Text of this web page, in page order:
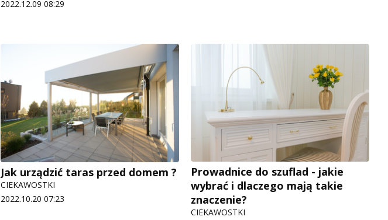
2022.12.09 08:29
Jak urządzić taras przed domem ?
CIEKAWOSTKI
2022.10.20 07:23
Prowadnice do szuflad - jakie
wybrać i dlaczego mają takie
znaczenie?
CIEKAWOSTKI